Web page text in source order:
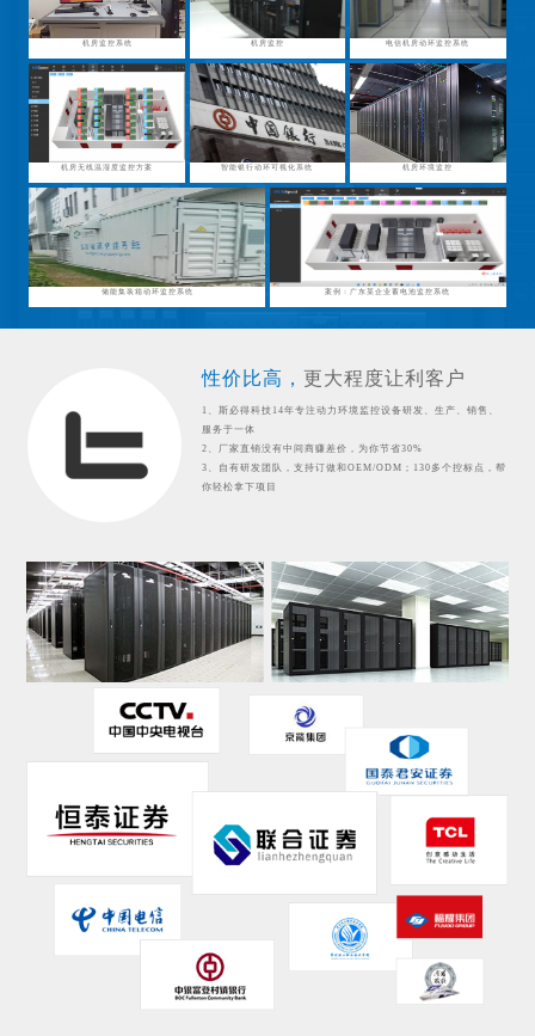
机房监控系统 机房监控 电信机房动环监控系统
机房无线温湿度监控方案 智能银行动环可视化系统 机房环境监控
储能集装箱动环监控系统 案例：广东某企业蓄电池监控系统
性价比高， 更大程度让利客户
1、斯必得科技14年专注动力环境监控设备研发、生产、销售、
服务于一体
2、厂家直销没有中间商赚差价，为你节省30%
3、自有研发团队，支持订做和OEM/ODM；130多个控标点，帮
你轻松拿下项目